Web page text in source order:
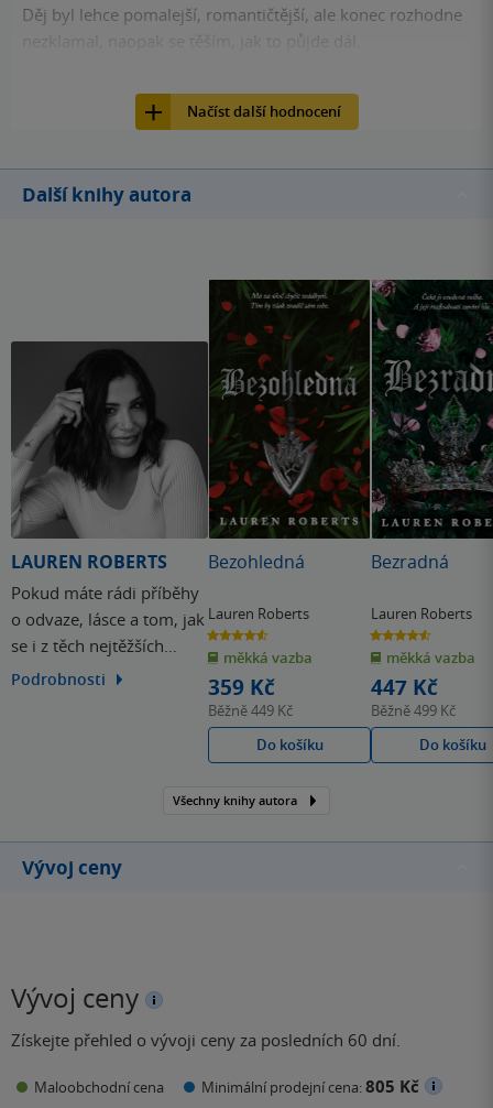
Děj byl lehce pomalejší, romantičtější, ale konec rozhodne
nezklamal, naopak se těším, jak to půjde dál.
Načíst další hodnocení
Další knihy autora
LAUREN ROBERTS
Pokud máte rádi příběhy
o odvaze, lásce a tom, jak
se i z těch nejtěžších
situací dá vyjít silnější,
po celém světě a není
vyprávět tak, že se…
Podrobnosti
Bezohledná
Lauren Roberts
4.6
z
5
hvězdiček
měkká vazba
359 Kč
Běžně449 Kč
Do košíku
Bezradná
Lauren Roberts
4.6
z
5
hvězdiček
měkká vazba
447 Kč
Běžně499 Kč
Do košíku
Všechny knihy autora
Vývoj ceny
Vývoj ceny
Získejte přehled o vývoji ceny za posledních 60 dní.
Maloobchodní cena Minimální prodejní cena:805 Kč